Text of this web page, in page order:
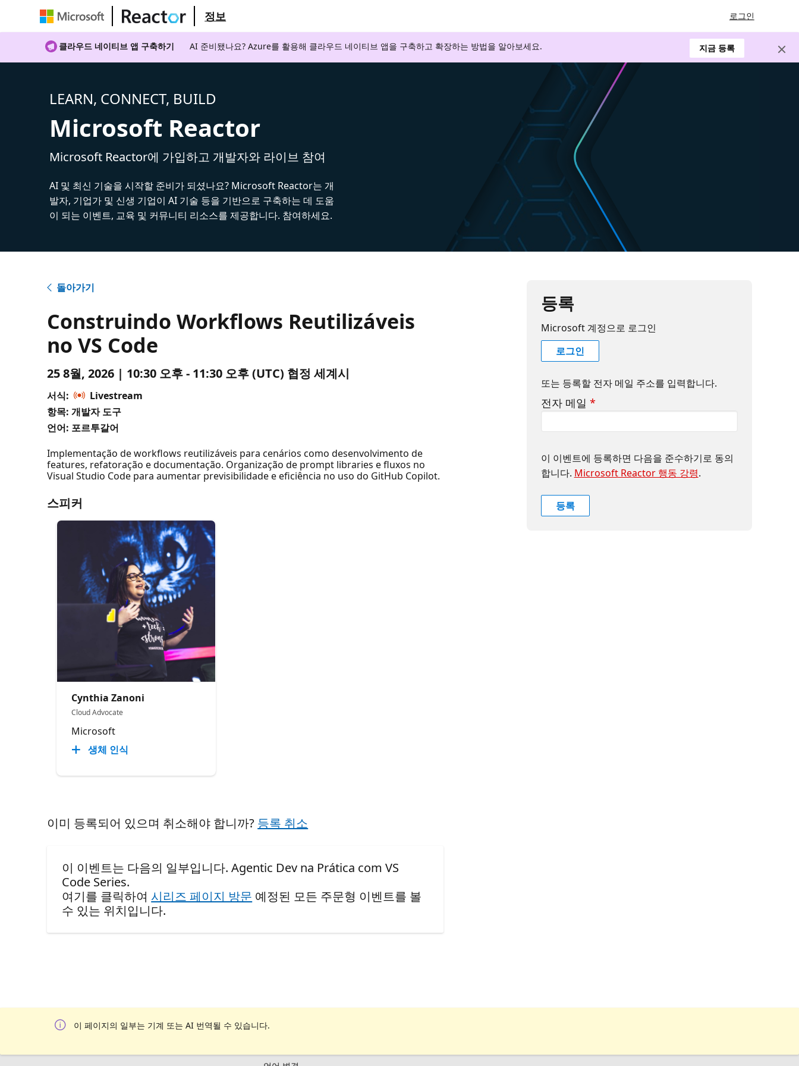
정보 로그인
클라우드 네이티브 앱 구축하기 AI 준비됐나요? Azure를 활용해 클라우드 네이티브 앱을 구축하고 확장하는 방법을 알아보세요. 지금 등록
LEARN, CONNECT, BUILD
Microsoft Reactor
Microsoft Reactor에 가입하고 개발자와 라이브 참여
AI 및 최신 기술을 시작할 준비가 되셨나요? Microsoft Reactor는 개
발자, 기업가 및 신생 기업이 AI 기술 등을 기반으로 구축하는 데 도움
이 되는 이벤트, 교육 및 커뮤니티 리소스를 제공합니다. 참여하세요.
돌아가기
Construindo Workflows Reutilizáveis
no VS Code
25 8월, 2026 | 10:30 오후 - 11:30 오후 (UTC) 협정 세계시
서식:
Livestream
항목: 개발자 도구
언어: 포르투갈어
Implementação de workflows reutilizáveis para cenários como desenvolvimento de
features, refatoração e documentação. Organização de prompt libraries e fluxos no
Visual Studio Code para aumentar previsibilidade e eficiência no uso do GitHub Copilot.
스피커
Cynthia Zanoni
Cloud Advocate
Microsoft
생체 인식
이미 등록되어 있으며 취소해야 합니까? 등록 취소
이 이벤트는 다음의 일부입니다. Agentic Dev na Prática com VS
Code Series.
여기를 클릭하여 시리즈 페이지 방문 예정된 모든 주문형 이벤트를 볼
수 있는 위치입니다.
등록
Microsoft 계정으로 로그인
로그인
또는 등록할 전자 메일 주소를 입력합니다.
전자 메일 *
이 이벤트에 등록하면 다음을 준수하기로 동의
합니다. Microsoft Reactor 행동 강령.
등록
이 페이지의 일부는 기계 또는 AI 번역될 수 있습니다.